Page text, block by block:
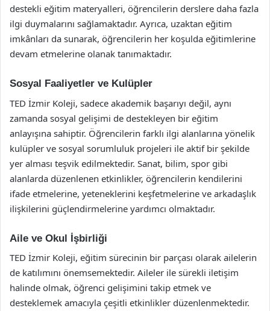
destekli eğitim materyalleri, öğrencilerin derslere daha fazla
ilgi duymalarını sağlamaktadır. Ayrıca, uzaktan eğitim
imkânları da sunarak, öğrencilerin her koşulda eğitimlerine
devam etmelerine olanak tanımaktadır.
Sosyal Faaliyetler ve Kulüpler
TED İzmir Koleji, sadece akademik başarıyı değil, aynı
zamanda sosyal gelişimi de destekleyen bir eğitim
anlayışına sahiptir. Öğrencilerin farklı ilgi alanlarına yönelik
kulüpler ve sosyal sorumluluk projeleri ile aktif bir şekilde
yer alması teşvik edilmektedir. Sanat, bilim, spor gibi
alanlarda düzenlenen etkinlikler, öğrencilerin kendilerini
ifade etmelerine, yeteneklerini keşfetmelerine ve arkadaşlık
ilişkilerini güçlendirmelerine yardımcı olmaktadır.
Aile ve Okul İşbirliği
TED İzmir Koleji, eğitim sürecinin bir parçası olarak ailelerin
de katılımını önemsemektedir. Aileler ile sürekli iletişim
halinde olmak, öğrenci gelişimini takip etmek ve
desteklemek amacıyla çeşitli etkinlikler düzenlenmektedir.